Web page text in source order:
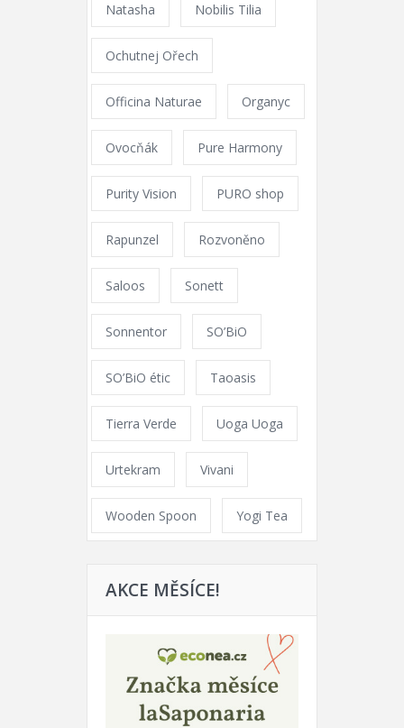
Natasha Nobilis Tilia
Ochutnej Ořech
Officina Naturae Organyc
Ovocňák Pure Harmony
Purity Vision PURO shop
Rapunzel Rozvoněno
Saloos Sonett
Sonnentor SO’BiO
SO’BiO étic Taoasis
Tierra Verde Uoga Uoga
Urtekram Vivani
Wooden Spoon Yogi Tea
AKCE MĚSÍCE!